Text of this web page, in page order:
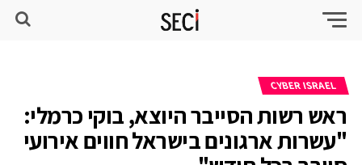
CYBER ISRAEL
ראש רשות הסייבר היוצא, בוקי כרמלי:
"עשרות ארגונים בישראל חווים אירועי